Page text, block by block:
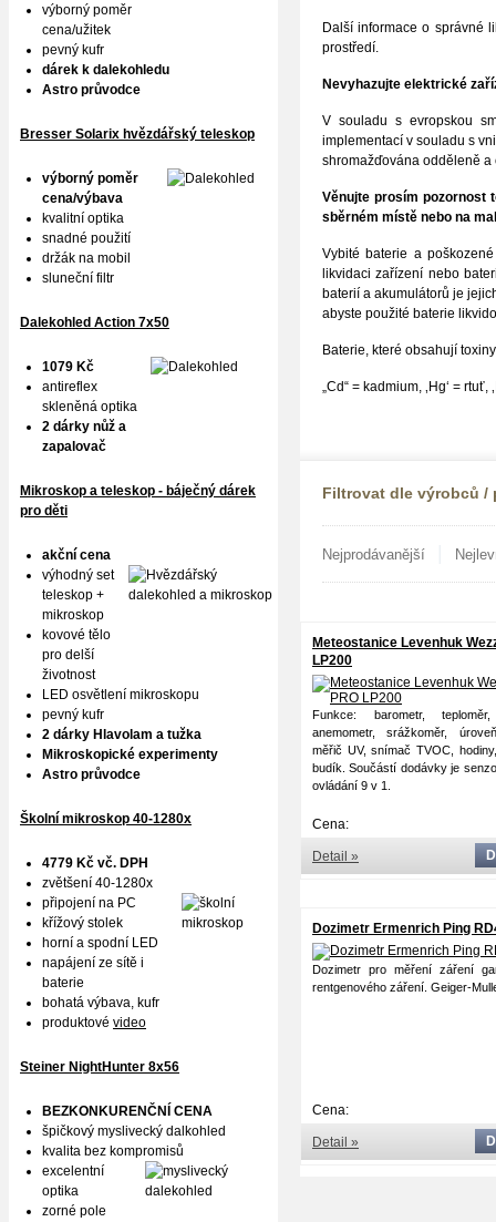
Další informace o správné
prostředí.
Nevyhazujte elektrické
V souladu s evropskou
implementací v souladu s
shromažďována odděleně
Věnujte prosím pozornost
sběrném místě nebo na
Vybité baterie a
likvidaci zařízení nebo
baterií a akumulátorů je
abyste použité baterie
Baterie, které obsahují
„Cd“ = kadmium, ‚Hg‘ = rtuť,
Filtrovat dle výrobců /
Nejprodávanější
Meteostanice Levenhuk
LP200
Funkce: barometr,
anemometr, srážkoměr,
měřič UV, snímač TVOC,
budík. Součástí dodávky je
ovládání 9 v 1.
Cena:
Detail »
Dozimetr Ermenrich Ping
Dozimetr pro měření záření
rentgenového záření. Geiger-
Cena:
Detail »
výborný poměr
cena/užitek
pevný kufr
dárek k dalekohledu
Astro průvodce
Bresser Solarix hvězdářský teleskop
výborný poměr
cena/výbava
kvalitní optika
snadné použití
držák na mobil
sluneční filtr
Dalekohled Action 7x50
1079 Kč
antireflex
skleněná optika
2 dárky nůž a
zapalovač
Mikroskop a teleskop - báječný dárek
pro děti
akční cena
výhodný set
teleskop +
mikroskop
kovové tělo
pro delší
životnost
LED osvětlení mikroskopu
pevný kufr
2 dárky Hlavolam a tužka
Mikroskopické experimenty
Astro průvodce
Školní mikroskop 40-1280x
4779 Kč vč. DPH
zvětšení 40-1280x
připojení na PC
křížový stolek
horní a spodní LED
napájení ze sítě i
baterie
bohatá výbava, kufr
produktové video
Steiner NightHunter 8x56
BEZKONKURENČNÍ CENA
špičkový myslivecký dalkohled
kvalita bez kompromisů
excelentní
optika
zorné pole